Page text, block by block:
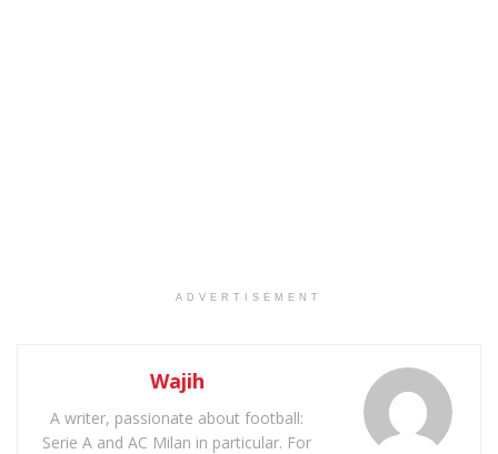
ADVERTISEMENT
Wajih
A writer, passionate about football:
Serie A and AC Milan in particular. For